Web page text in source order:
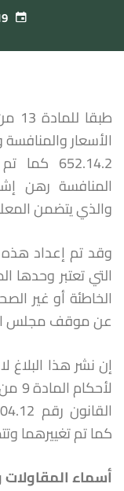
19 يناير 2026
المنافسة رهن
والذي يتضمن
وقد تم إعداد
التي تعتبر وحدها
الخاطئة أو غير
عن موقف مجلس
إن نشر هذا البلاغ
كما تم تغييرهما
أسماء